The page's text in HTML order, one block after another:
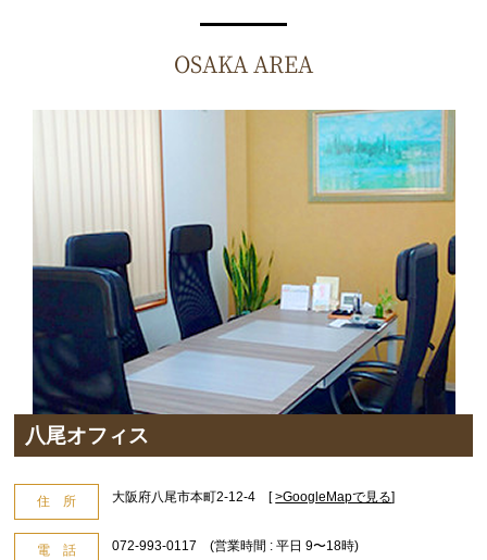
OSAKA AREA
八尾オフィス
住 所 大阪府八尾市本町2-12-4 [>GoogleMapで見る]
電 話 072-993-0117 (営業時間 : 平日 9〜18時)